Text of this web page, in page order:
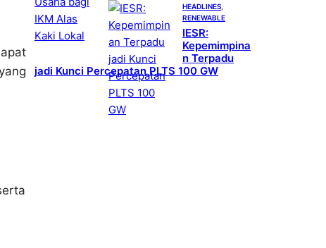
HEADLINES
RENEWABLE
IESR:
Kepemimpina
n Terpadu
jadi Kunci Percepatan PLTS 100 GW